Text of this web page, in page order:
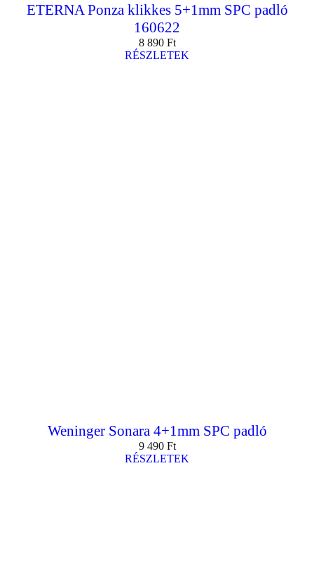
ETERNA Ponza klikkes 5+1mm SPC padló
160622
8 890 Ft
RÉSZLETEK
Weninger Sonara 4+1mm SPC padló
9 490 Ft
RÉSZLETEK